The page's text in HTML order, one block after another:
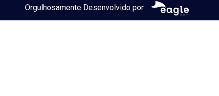
Orgulhosamente Desenvolvido por